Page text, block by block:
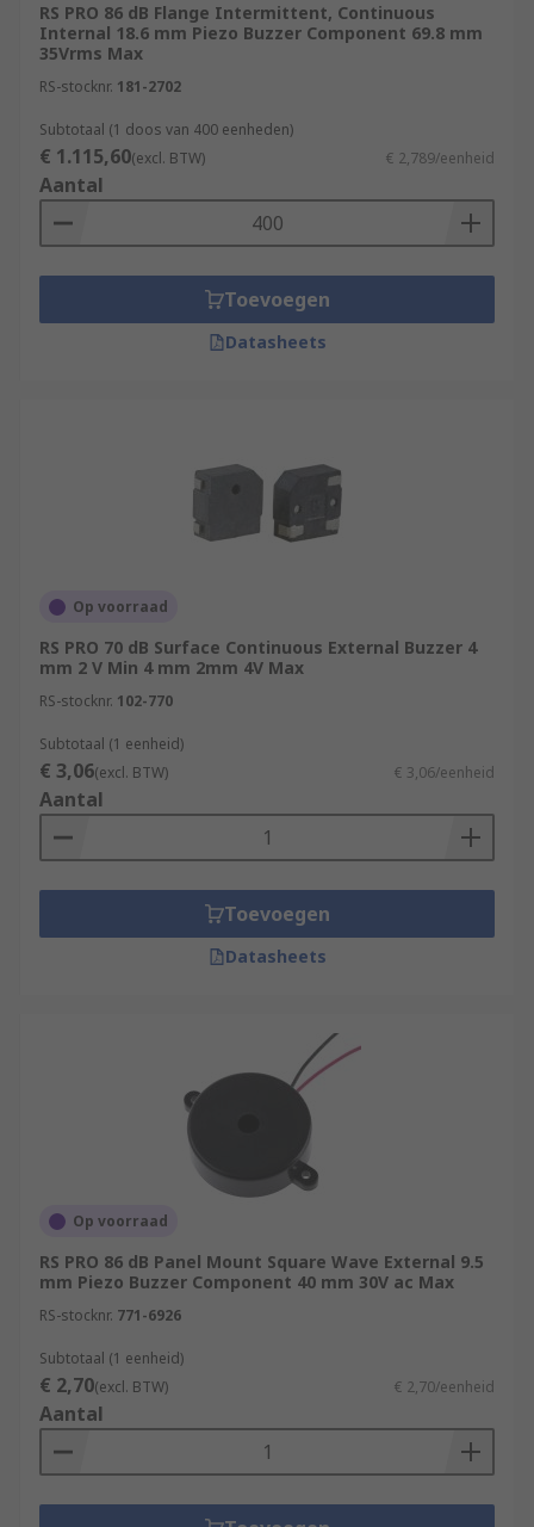
RS PRO 86 dB Flange Intermittent, Continuous
Internal 18.6 mm Piezo Buzzer Component 69.8 mm
35Vrms Max
RS-stocknr. 181-2702
Subtotaal (1 doos van 400 eenheden)
€ 1.115,60(excl. BTW) € 2,789/eenheid
Aantal
Toevoegen
Datasheets
Op voorraad
RS PRO 70 dB Surface Continuous External Buzzer 4
mm 2 V Min 4 mm 2mm 4V Max
RS-stocknr. 102-770
Subtotaal (1 eenheid)
€ 3,06(excl. BTW) € 3,06/eenheid
Aantal
Toevoegen
Datasheets
Op voorraad
RS PRO 86 dB Panel Mount Square Wave External 9.5
mm Piezo Buzzer Component 40 mm 30V ac Max
RS-stocknr. 771-6926
Subtotaal (1 eenheid)
€ 2,70(excl. BTW) € 2,70/eenheid
Aantal